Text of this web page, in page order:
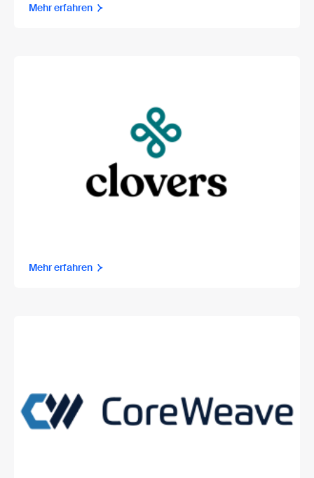
Mehr erfahren
Mehr erfahren